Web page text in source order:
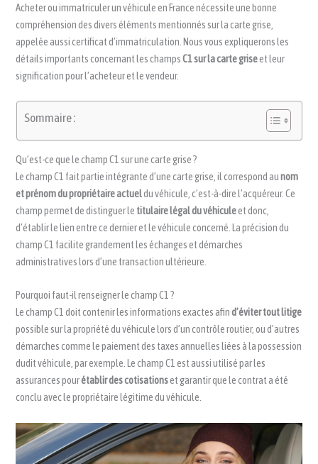
Acheter ou immatriculer un véhicule en France nécessite une bonne
compréhension des divers éléments mentionnés sur la carte grise,
appelée aussi certificat d’immatriculation. Nous vous expliquerons les
détails importants concernant les champsC1 sur la carte griseet leur
signification pour l’acheteur et le vendeur.
Sommaire :
Qu’est-ce que le champ C1 sur une carte grise ?
Le champ C1 fait partie intégrante d’une carte grise, il correspond aunom
et prénom du propriétaire actueldu véhicule, c’est-à-dire l’acquéreur. Ce
champ permet de distinguer le titulaire légal du véhiculeet donc,
d’établir le lien entre ce dernier et le véhicule concerné. La précision du
champ C1 facilite grandement les échanges et démarches
administratives lors d’une transaction ultérieure.
Pourquoi faut-il renseigner le champ C1 ?
Le champ C1 doit contenir les informations exactes afind’éviter tout litige
possible sur la propriété du véhicule lors d’un contrôle routier, ou d’autres
démarches comme le paiement des taxes annuelles liées à la possession
dudit véhicule, par exemple. Le champ C1 est aussi utilisé par les
assurances pourétablir des cotisationset garantir que le contrat a été
conclu avec le propriétaire légitime du véhicule.